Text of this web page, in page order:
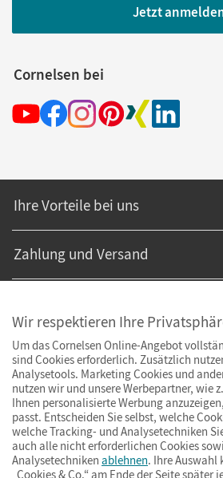
Jetzt
Cornelsen bei
Ihre Vorteile bei uns
Zahlung und Versand
Wir respektieren Ihre
Um das Cornelsen Online-Angebot
sind Cookies erforderlich. Zusätzlich
Analysetools. Marketing Cookies und
nutzen wir und unsere Werbepartner, wie
Ihnen personalisierte Werbung
passt. Entscheiden Sie selbst, welche
welche Tracking- und Analysetechniken
auch alle nicht erforderlichen Cookies
Analysetechniken ablehnen. Ihre Auswahl
„Cookies & Co.“ am Ende der Seite